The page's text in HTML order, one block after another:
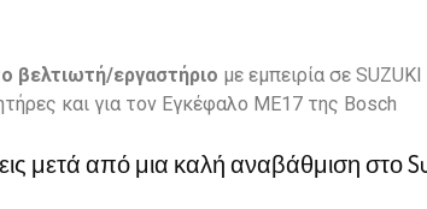
βελτιωτή/εργαστήριο με εμπειρία σε SUZUKI
και για τον Εγκέφαλο ME17 της Bosch
μετά από μια καλή αναβάθμιση στο